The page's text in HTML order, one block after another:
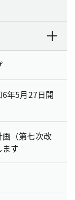
年5月27日開
画（第七次改
す